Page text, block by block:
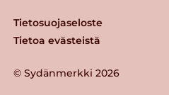
© Sydänmerkki 2026
Tietosuojaseloste
Tietoa evästeistä